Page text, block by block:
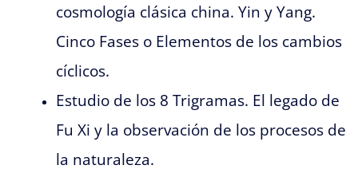
cosmología clásica china. Yin y Yang.
Cinco Fases o Elementos de los cambios
cíclicos.
Estudio de los 8 Trigramas. El legado de
Fu Xi y la observación de los procesos de
la naturaleza.